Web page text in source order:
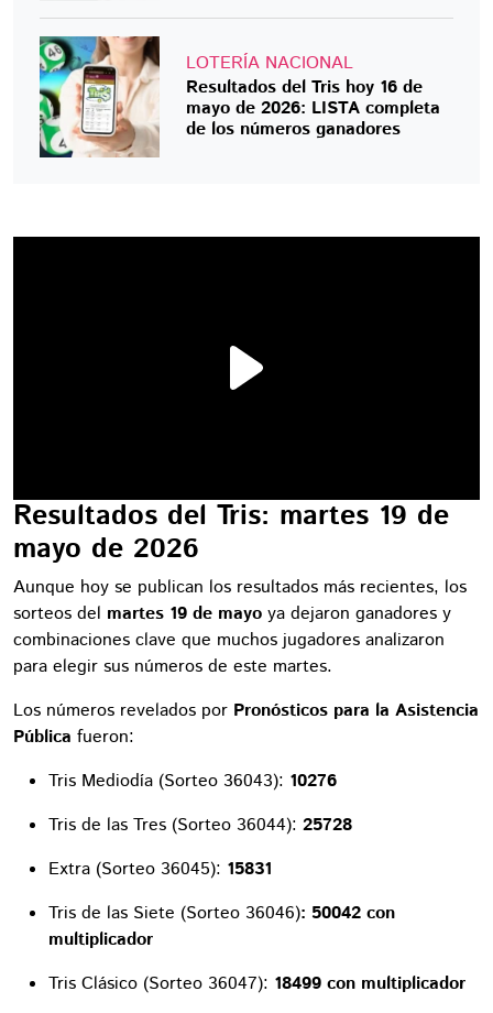
LOTERÍA NACIONAL
Resultados del Tris hoy 16 de
mayo de 2026: LISTA completa
de los números ganadores
Resultados del Tris: martes 19 de
mayo de 2026
Aunque hoy se publican los resultados más recientes, los
sorteos del martes 19 de mayo ya dejaron ganadores y
combinaciones clave que muchos jugadores analizaron
para elegir sus números de este martes.
Los números revelados por Pronósticos para la Asistencia
Pública fueron:
Tris Mediodía (Sorteo 36043): 10276
Tris de las Tres (Sorteo 36044): 25728
Extra (Sorteo 36045): 15831
Tris de las Siete (Sorteo 36046): 50042 con
multiplicador
Tris Clásico (Sorteo 36047): 18499 con multiplicador